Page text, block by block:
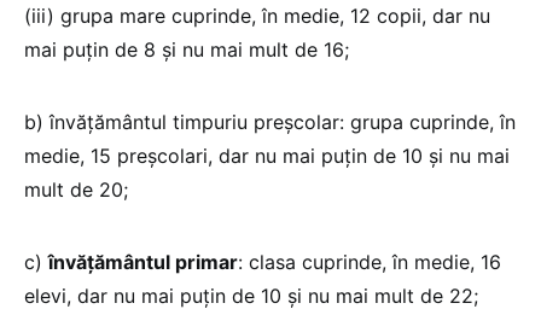
(iii) grupa mare cuprinde, în medie, 12 copii, dar nu
mai puțin de 8 și nu mai mult de 16;
b) învățământul timpuriu preșcolar: grupa cuprinde, în
medie, 15 preșcolari, dar nu mai puțin de 10 și nu mai
mult de 20;
c)învățământul primar: clasa cuprinde, în medie, 16
elevi, dar nu mai puțin de 10 și nu mai mult de 22;